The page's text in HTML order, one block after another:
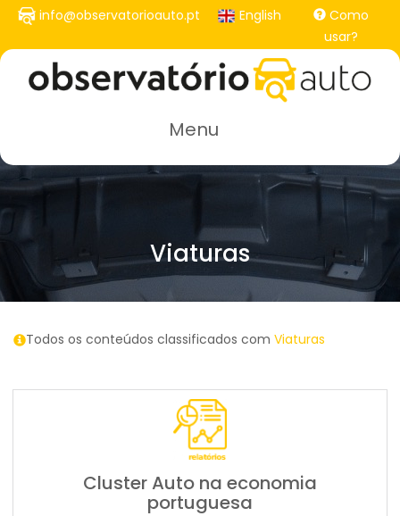
Passar
o
conteúdo
principal
info@observatorioauto.pt English
Como
usar?
Menu
Viaturas
Todos os conteúdos classificados com Viaturas
Cluster Auto na economia
portuguesa